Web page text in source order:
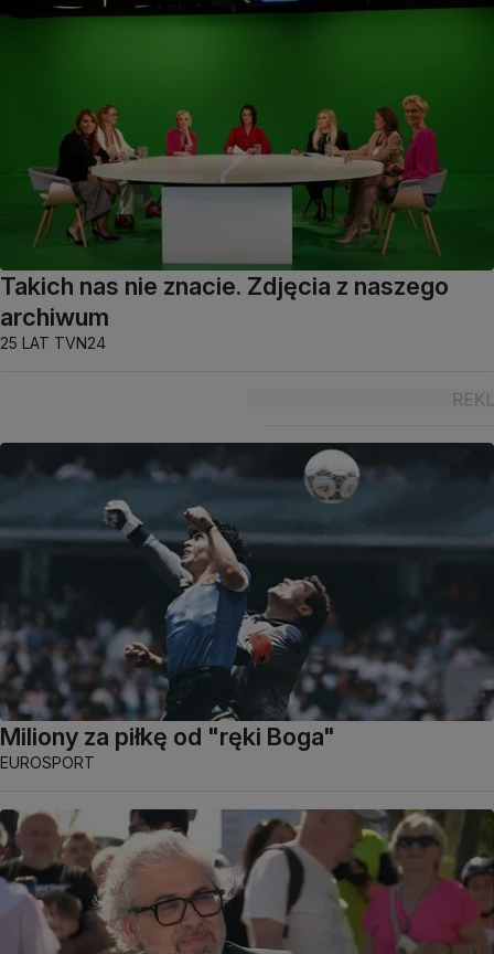
Takich nas nie znacie. Zdjęcia z naszego
archiwum
25 LAT TVN24
Miliony za piłkę od "ręki Boga"
EUROSPORT